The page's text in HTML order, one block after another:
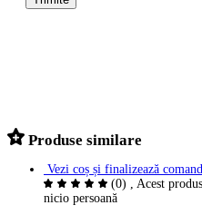
Produse similare
Vezi coș și finalizează
(0) , Acest
nicio persoană